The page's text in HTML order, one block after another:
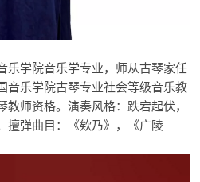
乐学院音乐学专业，师从古琴家任
音乐学院古琴专业社会等级音乐教
教师资格。 演奏风格：跌宕起伏，
擅弹曲目：《欸乃》，《广陵